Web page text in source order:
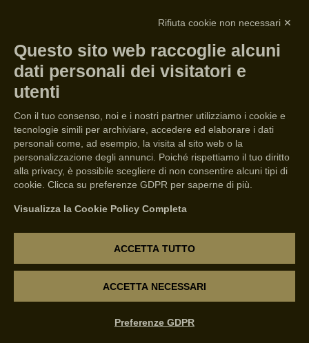
Durante la settimana di
racconto diffuso in città che si
sviluppa attraverso due percorsi
distinti e complementari.
Sips of Art. When Fine Wine Meets
Rifiuta cookie non necessari ✕
Questo sito web raccoglie alcuni
dati personali dei visitatori e
utenti
Con il tuo consenso, noi e i nostri partner utilizziamo i cookie e
tecnologie simili per archiviare, accedere ed elaborare i dati
personali come, ad esempio, la visita al sito web o la
personalizzazione degli annunci. Poiché rispettiamo il tuo diritto
alla privacy, è possibile scegliere di non consentire alcuni tipi di
cookie. Clicca su preferenze GDPR per saperne di più.
Visualizza la Cookie Policy Completa
ACCETTA TUTTO
ACCETTA NECESSARI
Preferenze GDPR